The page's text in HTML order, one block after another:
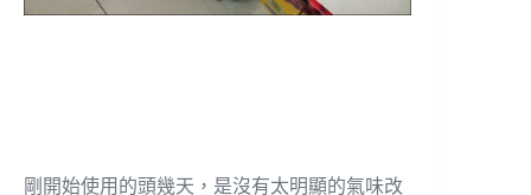
剛開始使用的頭幾天，是沒有太明顯的氣味改